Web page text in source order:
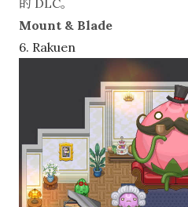
的 DLC。
Mount & Blade
6. Rakuen